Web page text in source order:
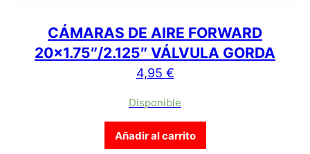
CÁMARAS DE AIRE FORWARD
20×1.75″/2.125″ VÁLVULA GORDA
4,95 €
Disponible
Añadir al carrito